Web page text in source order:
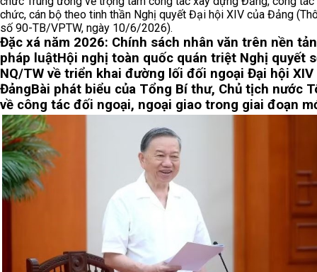
chức, cán bộ theo tinh thần Nghị quyết Đại hội XIV của Đảng
số 90-TB/VPTW, ngày 10/6/2026).
Đặc xá năm 2026: Chính sách nhân văn trên nền
pháp luậtHội nghị toàn quốc quán triệt Nghị quyết
NQ/TW về triển khai đường lối đối ngoại Đại hội XIV
ĐảngBài phát biểu của Tổng Bí thư, Chủ tịch nước
về công tác đối ngoại, ngoại giao trong giai đoạn